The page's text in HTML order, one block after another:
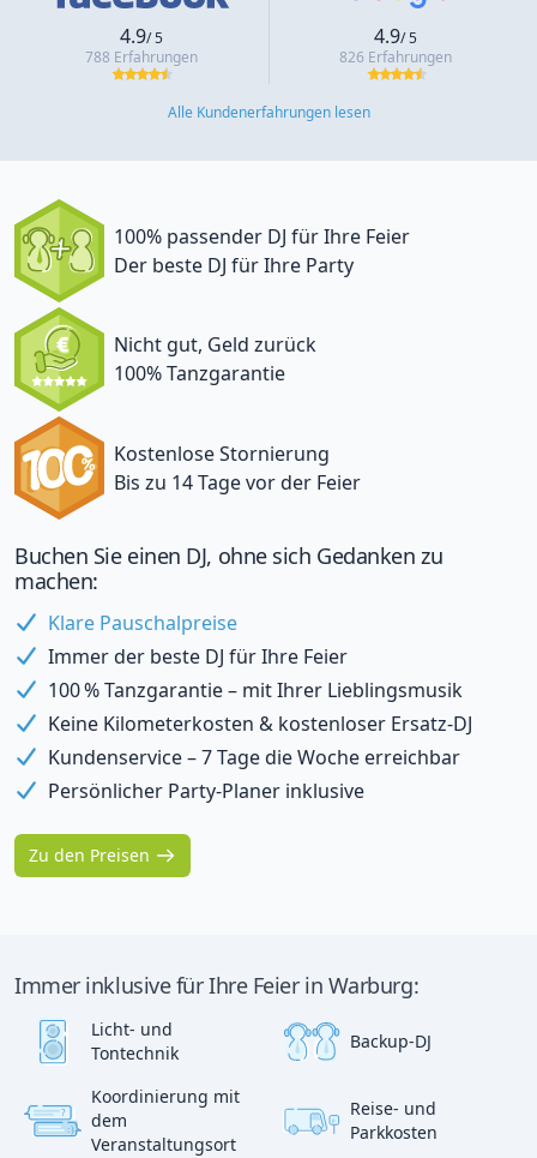
4.9/ 5
788 Erfahrungen
4.9/ 5
826 Erfahrungen
Alle Kundenerfahrungen lesen
100% passender DJ für Ihre Feier
Der beste DJ für Ihre Party
Nicht gut, Geld zurück
100% Tanzgarantie
Kostenlose Stornierung
Bis zu 14 Tage vor der Feier
Buchen Sie einen DJ, ohne sich Gedanken zu
machen:
Klare Pauschalpreise
Immer der beste DJ für Ihre Feier
100 % Tanzgarantie – mit Ihrer Lieblingsmusik
Keine Kilometerkosten & kostenloser Ersatz-DJ
Kundenservice – 7 Tage die Woche erreichbar
Persönlicher Party-Planer inklusive
Zu den Preisen
Immer inklusive für Ihre Feier in Warburg:
Licht- und
Tontechnik
Backup-DJ
?
:)
Koordinierung mit
dem
Veranstaltungsort
p
Reise- und
Parkkosten